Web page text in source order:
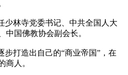
少林寺党委书记、中共全国人大
中国佛教协会副会长。
步打造出自己的“商业帝国”，在
商人。